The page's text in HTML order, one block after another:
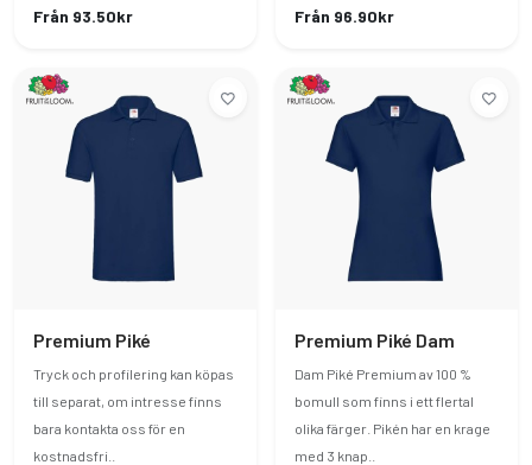
Från 93.50kr Från 96.90kr
Premium Piké
Tryck och profilering kan köpas
till separat, om intresse finns
bara kontakta oss för en
kostnadsfri..
Premium Piké Dam
Dam Piké Premium av 100 %
bomull som finns i ett flertal
olika färger. Pikén har en krage
med 3 knap..